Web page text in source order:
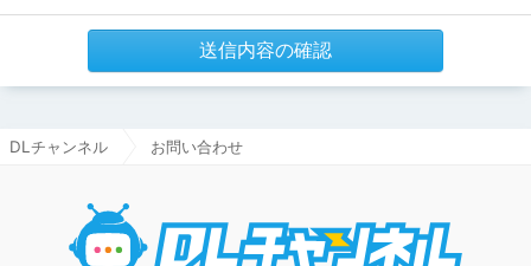
送信内容の確認
DLチャンネル お問い合わせ